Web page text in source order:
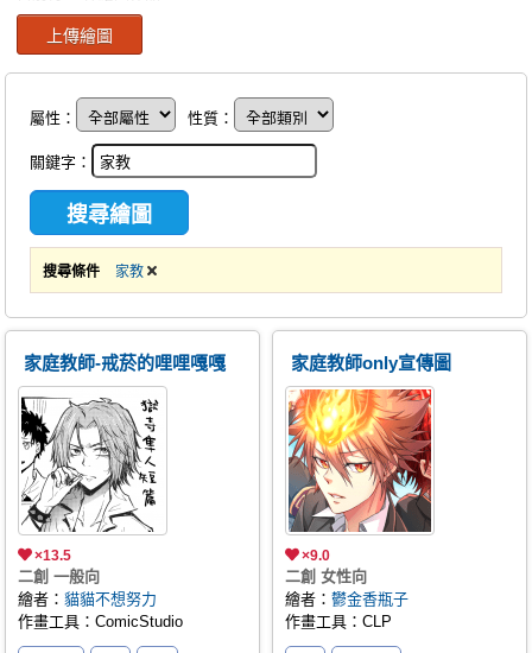
會員功能選單
會員中心
註冊會員
登入
上傳繪圖
屬性： 性質：
關鍵字：
搜尋條件 家教
家庭教師-戒菸的哩哩嘎嘎
×13.5
二創 一般向
繪者：貓貓不想努力
作畫工具：ComicStudio
家庭教師only宣傳圖
×9.0
二創 女性向
繪者： 鬱金香瓶子
作畫工具：CLP